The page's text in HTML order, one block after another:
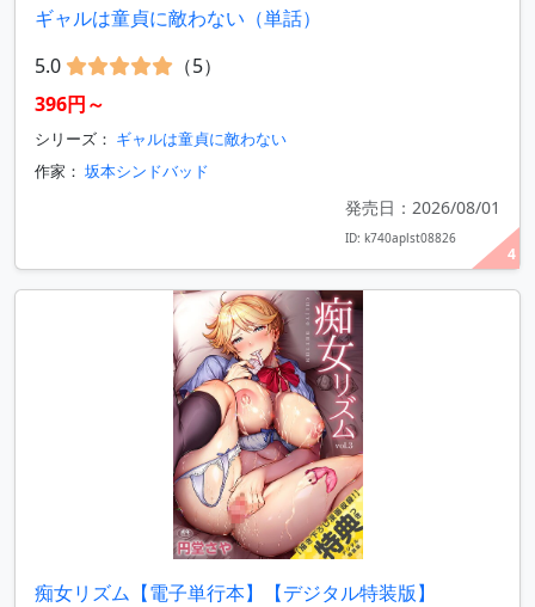
4
ギャルは童貞に敵わない（単話）
5.0
（5）
396円～
シリーズ： ギャルは童貞に敵わない
作家： 坂本シンドバッド
発売日：2026/08/01
ID: k740aplst08826
痴女リズム【電子単行本】【デジタル特装版】